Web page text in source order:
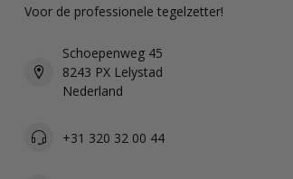
Voor de professionele tegelzetter!
Schoepenweg 45
8243 PX Lelystad
Nederland
+31 320 32 00 44